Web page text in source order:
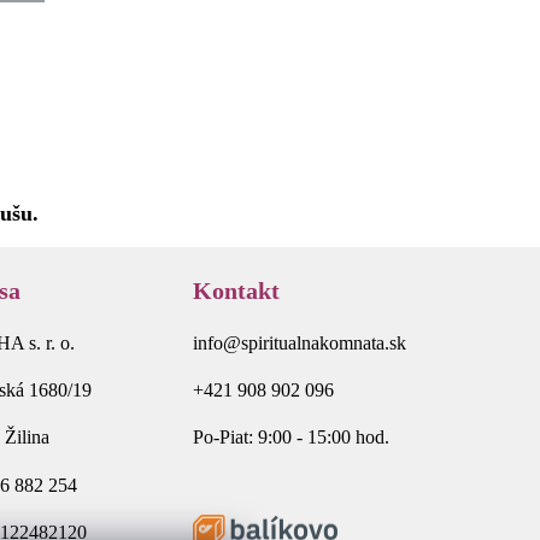
s. r. o.
1680/19
Žilina
882 254
Kontakt
info@spiritualnakomnata.sk
+421 908 902 096
Po-Piat: 9:00 - 15:00 hod.